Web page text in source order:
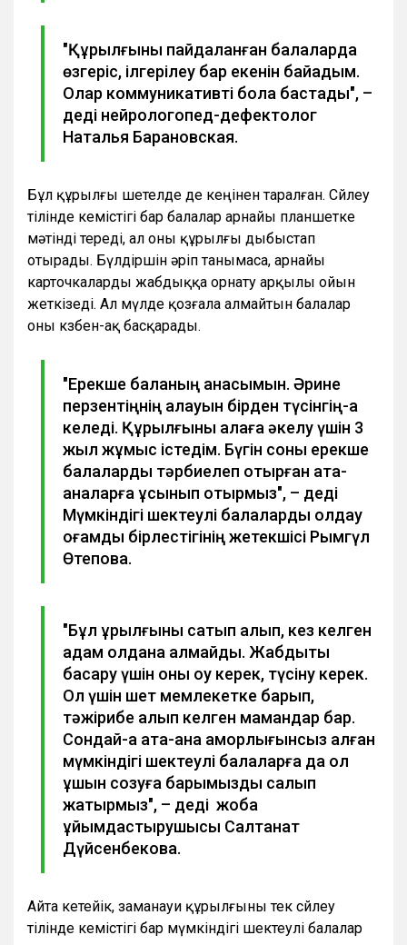
"Құрылғыны пайдаланған балаларда
өзгеріс, ілгерілеу бар екенін байқадым.
Олар коммуникативті бола бастады", –
деді нейрологопед-дефектолог
Наталья Барановская.
Бұл құрылғы шетелде де кеңінен таралған. Сөйлеу
тілінде кемістігі бар балалар арнайы планшетке
мәтінді тереді, ал оны құрылғы дыбыстап
отырады. Бүлдіршін әріп танымаса, арнайы
карточкаларды жабдыққа орнату арқылы ойын
жеткізеді. Ал мүлде қозғала алмайтын балалар
оны көзбен-ақ басқарады.
"Ерекше баланың анасымын. Әрине
перзентіңнің қалауын бірден түсінгің-ақ
келеді. Құрылғыны қалаға әкелу үшін 3
жыл жұмыс істедім. Бүгін соны ерекше
балаларды тәрбиелеп отырған ата-
аналарға ұсынып отырмыз", – деді
Мүмкіндігі шектеулі балаларды қолдау
қоғамдық бірлестігінің жетекшісі Рымгүл
Өтепова.
"Бұл құрылғыны сатып алып, кез келген
адам қолдана алмайды. Жабдықты
басқару үшін оны оқу керек, түсіну керек.
Ол үшін шет мемлекетке барып,
тәжірибе алып келген мамандар бар.
Сондай-ақ ата-ана қамқорлығынсыз қалған
мүмкіндігі шектеулі балаларға да қол
ұшын созуға барымызды салып
жатырмыз", – деді жоба
ұйымдастырушысы Салтанат
Дүйсенбекова.
Айта кетейік, заманауи құрылғыны тек сөйлеу
тілінде кемістігі бар мүмкіндігі шектеулі балалар